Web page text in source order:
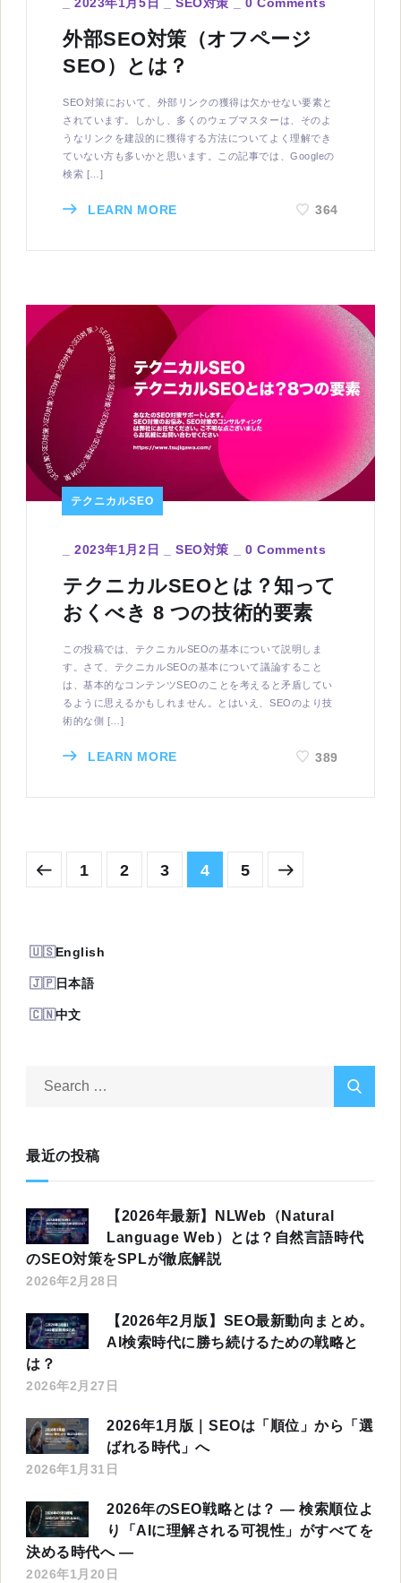
外部SEO対策（オフページ
SEO）とは？
SEO対策において、外部リンクの獲得は欠かせない要素と
されています。しかし、多くのウェブマスターは、そのよ
うなリンクを建設的に獲得する方法についてよく理解でき
ていない方も多いかと思います。この記事では、Googleの
検索 […]
LEARN MORE 364
テクニカルSEO
_2023年1月2日 _SEO対策 _0 Comments
テクニカルSEOとは？知って
おくべき 8 つの技術的要素
この投稿では、テクニカルSEOの基本について説明しま
す。さて、テクニカルSEOの基本について議論すること
は、基本的なコンテンツSEOのことを考えると矛盾してい
るように思えるかもしれません。とはいえ、SEOのより技
術的な側 […]
LEARN MORE 389
1 2 3 4 5
English
日本語
中文
最近の投稿
【2026年最新】NLWeb（Natural
Language Web）とは？自然言語時代
のSEO対策をSPLが徹底解説
2026年2月28日
【2026年2月版】SEO最新動向まとめ。
AI検索時代に勝ち続けるための戦略と
は？
2026年2月27日
2026年1月版｜SEOは「順位」から「選
ばれる時代」へ
2026年1月31日
2026年のSEO戦略とは？ ― 検索順位よ
り「AIに理解される可視性」がすべてを
決める時代へ ―
2026年1月20日